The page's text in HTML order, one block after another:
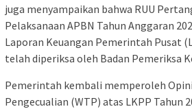
juga menyampaikan bahwa RUU
Pelaksanaan APBN Tahun Anggaran
Laporan Keuangan Pemerintah Pusat
telah diperiksa oleh Badan Pemeriksa
Pemerintah kembali memperoleh
Pengecualian (WTP) atas LKPP Tahun